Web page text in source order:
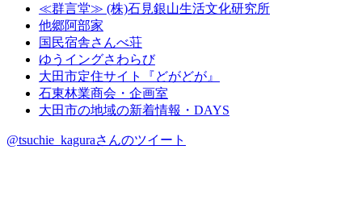
≪群言堂≫ (株)石見銀山生活文化研究所
他郷阿部家
国民宿舎さんべ荘
ゆうイングさわらび
大田市定住サイト『どがどが』
石東林業商会・企画室
大田市の地域の新着情報・DAYS
@tsuchie_kaguraさんのツイート